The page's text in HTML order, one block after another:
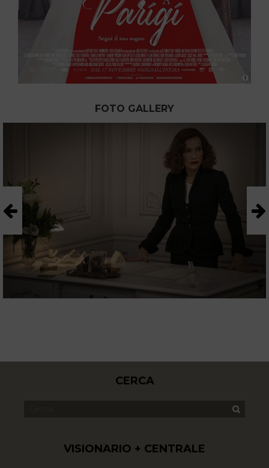
FOTO GALLERY
CERCA
VISIONARIO + CENTRALE